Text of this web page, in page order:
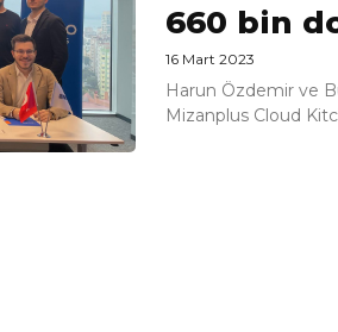
660 bin
16 Mart 2023
Harun Özdemir ve
Mizanplus Cloud